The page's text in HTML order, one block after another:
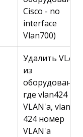
Cisco - no
interface
Vlan700)
Удалить VLAN
из
оборудования,
где vlan424
VLAN'а, vlan-id
424 номер
VLAN'а